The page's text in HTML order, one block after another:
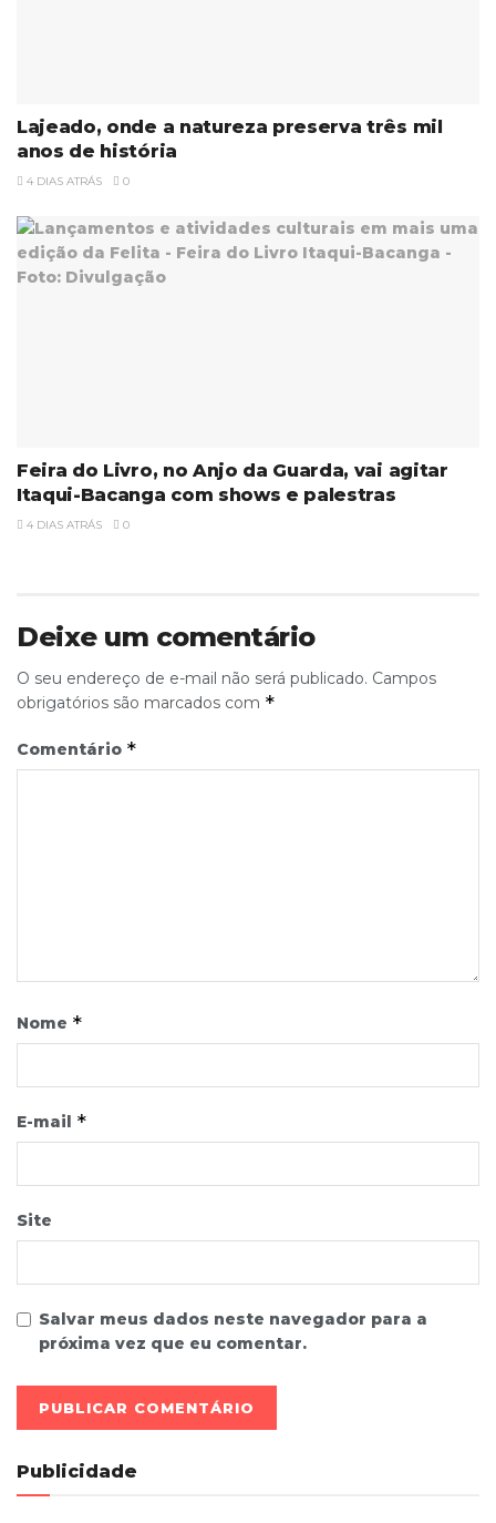
Lajeado, onde a natureza preserva três mil
anos de história
4 DIAS ATRÁS 0
Feira do Livro, no Anjo da Guarda, vai agitar
Itaqui-Bacanga com shows e palestras
4 DIAS ATRÁS 0
Deixe um comentário
O seu endereço de e-mail não será publicado. Campos
obrigatórios são marcados com *
Comentário *
Nome *
E-mail *
Site
Salvar meus dados neste navegador para a
próxima vez que eu comentar.
Publicidade